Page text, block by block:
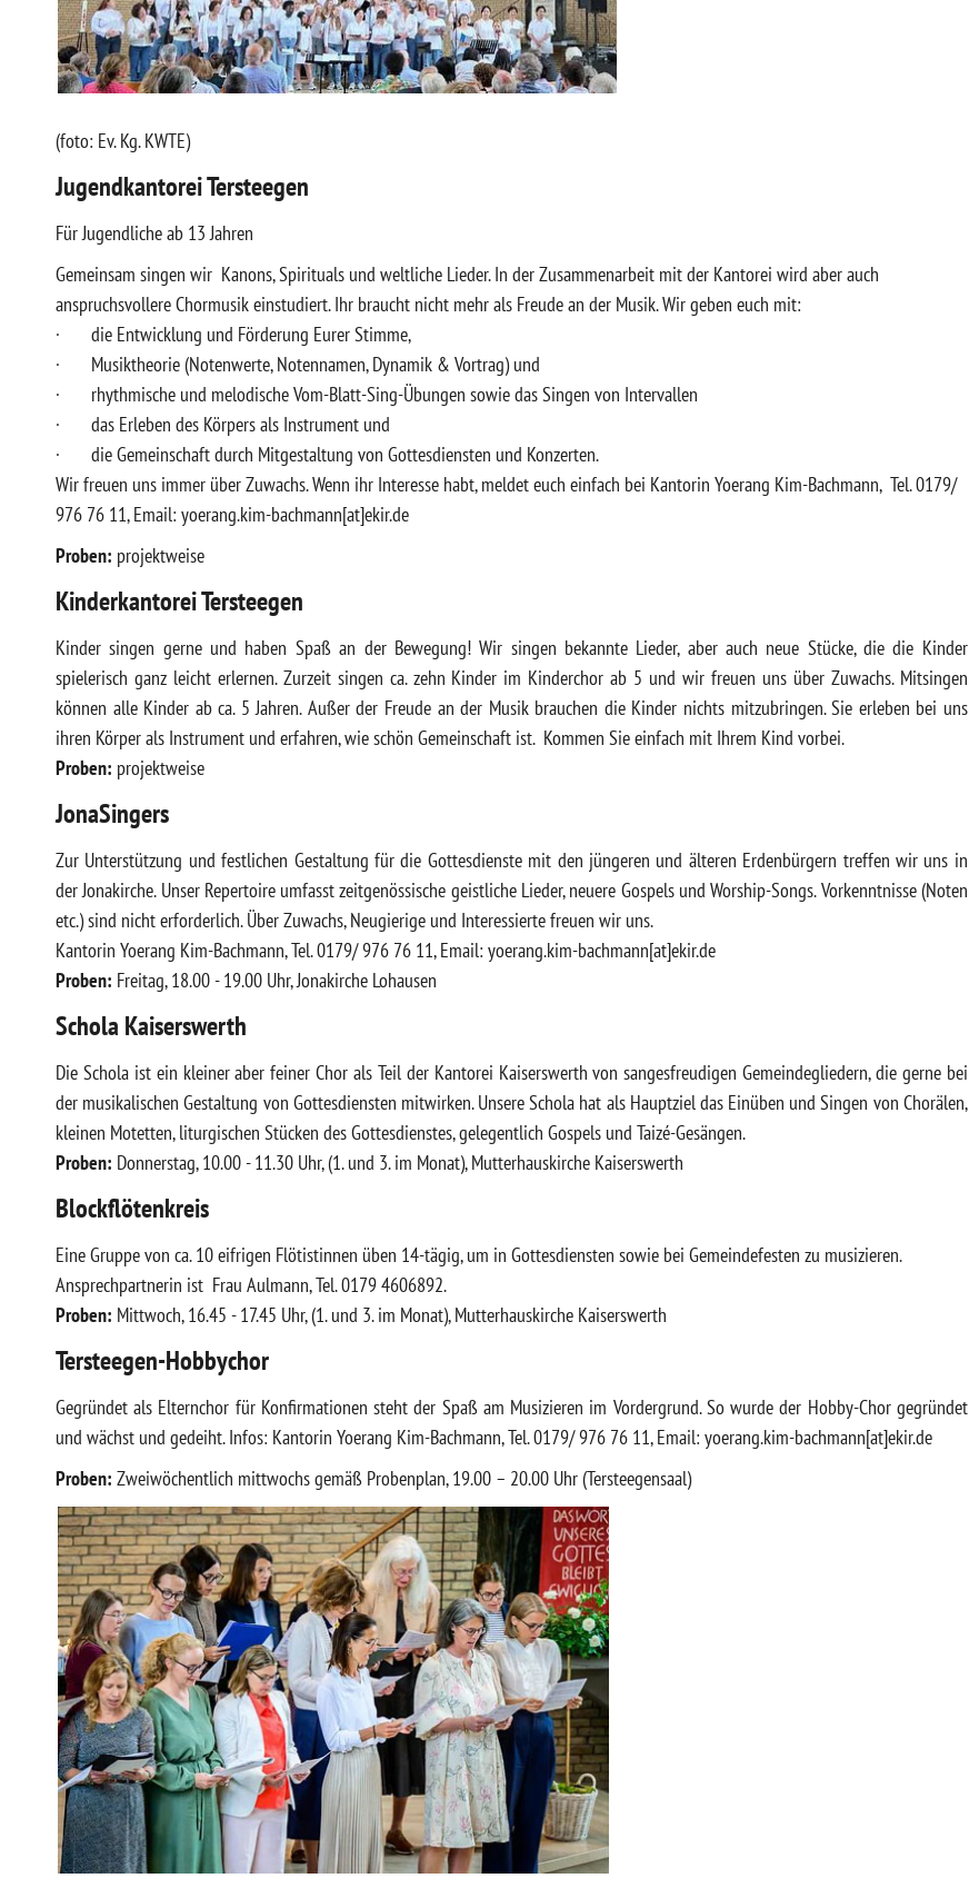
(foto: Ev. Kg. KWTE)
Jugendkantorei Tersteegen
Für Jugendliche ab 13 Jahren
Gemeinsam singen wir Kanons, Spirituals und weltliche Lieder. In der Zusammenarbeit mit der Kantorei wird aber auch
anspruchsvollere Chormusik einstudiert. Ihr braucht nicht mehr als Freude an der Musik. Wir geben euch mit:
· die Entwicklung und Förderung Eurer Stimme,
· Musiktheorie (Notenwerte, Notennamen, Dynamik & Vortrag) und
· rhythmische und melodische Vom-Blatt-Sing-Übungen sowie das Singen von Intervallen
· das Erleben des Körpers als Instrument und
· die Gemeinschaft durch Mitgestaltung von Gottesdiensten und Konzerten.
Wir freuen uns immer über Zuwachs. Wenn ihr Interesse habt, meldet euch einfach bei Kantorin Yoerang Kim-Bachmann, Tel. 0179/
976 76 11, Email: yoerang.kim-bachmann[at]ekir.de
Proben: projektweise
Kinderkantorei Tersteegen
Kinder singen gerne und haben Spaß an der Bewegung! Wir singen bekannte Lieder, aber auch neue Stücke, die die Kinder
spielerisch ganz leicht erlernen. Zurzeit singen ca. zehn Kinder im Kinderchor ab 5 und wir freuen uns über Zuwachs. Mitsingen
können alle Kinder ab ca. 5 Jahren. Außer der Freude an der Musik brauchen die Kinder nichts mitzubringen. Sie erleben bei uns
ihren Körper als Instrument und erfahren, wie schön Gemeinschaft ist. Kommen Sie einfach mit Ihrem Kind vorbei.
Proben: projektweise
JonaSingers
Zur Unterstützung und festlichen Gestaltung für die Gottesdienste mit den jüngeren und älteren Erdenbürgern treffen wir uns in
der Jonakirche. Unser Repertoire umfasst zeitgenössische geistliche Lieder, neuere Gospels und Worship-Songs. Vorkenntnisse (Noten
etc.) sind nicht erforderlich. Über Zuwachs, Neugierige und Interessierte freuen wir uns.
Kantorin Yoerang Kim-Bachmann, Tel. 0179/ 976 76 11, Email: yoerang.kim-bachmann[at]ekir.de
Proben: Freitag, 18.00 - 19.00 Uhr, Jonakirche Lohausen
Schola Kaiserswerth
Die Schola ist ein kleiner aber feiner Chor als Teil der Kantorei Kaiserswerth von sangesfreudigen Gemeindegliedern, die gerne bei
der musikalischen Gestaltung von Gottesdiensten mitwirken. Unsere Schola hat als Hauptziel das Einüben und Singen von Chorälen,
kleinen Motetten, liturgischen Stücken des Gottesdienstes, gelegentlich Gospels und Taizé-Gesängen.
Proben: Donnerstag, 10.00 - 11.30 Uhr, (1. und 3. im Monat), Mutterhauskirche Kaiserswerth
Blockflötenkreis
Eine Gruppe von ca. 10 eifrigen Flötistinnen üben 14-tägig, um in Gottesdiensten sowie bei Gemeindefesten zu musizieren.
Ansprechpartnerin ist Frau Aulmann, Tel. 0179 4606892.
Proben: Mittwoch, 16.45 - 17.45 Uhr, (1. und 3. im Monat), Mutterhauskirche Kaiserswerth
Tersteegen-Hobbychor
Gegründet als Elternchor für Konfirmationen steht der Spaß am Musizieren im Vordergrund. So wurde der Hobby-Chor gegründet
und wächst und gedeiht. Infos: Kantorin Yoerang Kim-Bachmann, Tel. 0179/ 976 76 11, Email: yoerang.kim-bachmann[at]ekir.de
Proben: Zweiwöchentlich mittwochs gemäß Probenplan, 19.00 – 20.00 Uhr (Tersteegensaal)